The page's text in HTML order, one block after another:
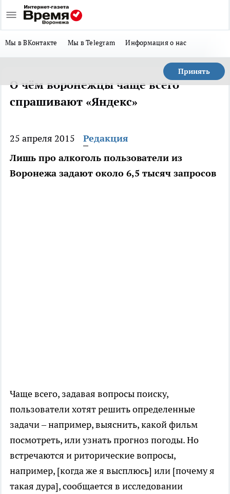
Мы в ВКонтакте Мы в Telegram Информация о нас
Принять
О чём воронежцы чаще всего
спрашивают «Яндекс»
25 апреля 2015
Редакция
Лишь про алкоголь пользователи из
Воронежа задают около 6,5 тысяч запросов
Чаще всего, задавая вопросы поиску,
пользователи хотят решить определенные
задачи – например, выяснить, какой фильм
посмотреть, или узнать прогноз погоды. Но
встречаются и риторические вопросы,
например, [когда же я высплюсь] или [почему я
такая дура], сообщается в исследовании